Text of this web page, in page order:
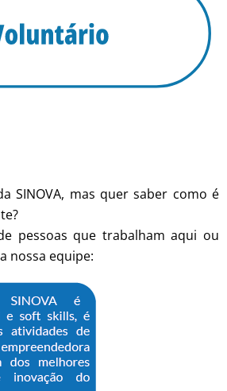
SINOVA, mas quer saber como é
pessoas que trabalham aqui ou
nossa equipe: